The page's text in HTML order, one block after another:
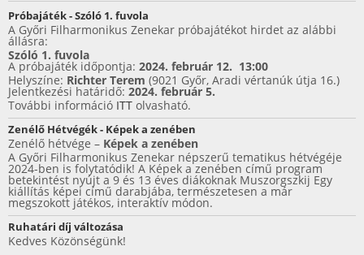
b
o
o
k
st
Próbajáték - Szóló 1. fuvola
A Győri Filharmonikus Zenekar próbajátékot hirdet az alábbi
állásra:
Szóló 1. fuvola
A próbajáték időpontja: 2024. február 12. 13:00
Helyszíne: Richter Terem (9021 Győr, Aradi vértanúk útja 16.)
Jelentkezési határidő: 2024. február 5.
További információ ITT olvasható.
Zenélő Hétvégék - Képek a zenében
Zenélő hétvége – Képek a zenében
A Győri Filharmonikus Zenekar népszerű tematikus hétvégéje
2024-ben is folytatódik! A Képek a zenében című program
betekintést nyújt a 9 és 13 éves diákoknak Muszorgszkij Egy
kiállítás képei című darabjába, természetesen a már
megszokott játékos, interaktív módon.
Ruhatári díj változása
Kedves Közönségünk!